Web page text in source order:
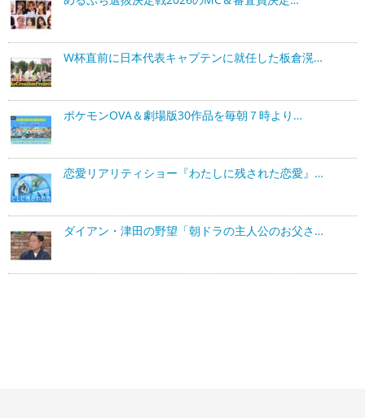
W杯直前に日本代表キャプテンに就任した板倉滉…
ポケモンOVA＆劇場版30作品を毎朝７時より…
恋愛リアリティショー『わたしに残された恋愛』…
ダイアン・津田の野望「朝ドラの主人公のお父さ…